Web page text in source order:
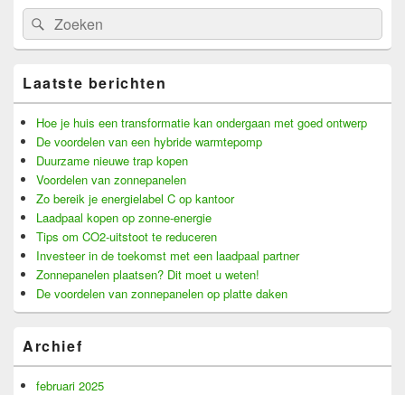
Area
Search
for:
Search
Laatste berichten
Hoe je huis een transformatie kan ondergaan met goed ontwerp
De voordelen van een hybride warmtepomp
Duurzame nieuwe trap kopen
Voordelen van zonnepanelen
Zo bereik je energielabel C op kantoor
Laadpaal kopen op zonne-energie
Tips om CO2-uitstoot te reduceren
Investeer in de toekomst met een laadpaal partner
Zonnepanelen plaatsen? Dit moet u weten!
De voordelen van zonnepanelen op platte daken
Archief
februari 2025